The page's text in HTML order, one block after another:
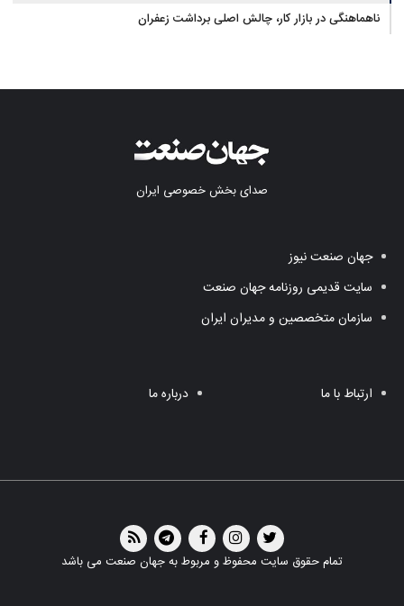
کشور است
ناهماهنگی در بازار کار، چالش اصلی برداشت زعفران
صدای بخش خصوصی ایران
جهان صنعت نیوز
سایت قدیمی روزنامه جهان صنعت
سازمان متخصصین و مدیران ایران
ارتباط با ما درباره ما
تمام حقوق سایت محفوظ و مربوط به جهان صنعت می باشد